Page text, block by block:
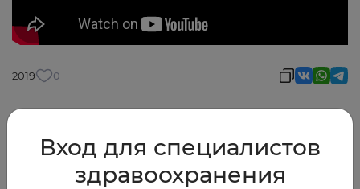
2019 0
Другие видео
Вход для специалистов
здравоохранения